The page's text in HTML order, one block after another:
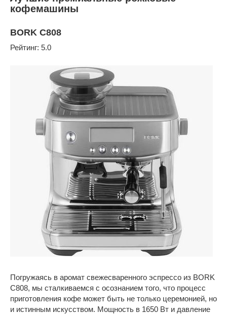
кофемашины
BORK C808
Рейтинг: 5.0
Погружаясь в аромат свежесваренного эспрессо из BORK
C808, мы сталкиваемся с осознанием того, что процесс
приготовления кофе может быть не только церемонией, но
и истинным искусством. Мощность в 1650 Вт и давление